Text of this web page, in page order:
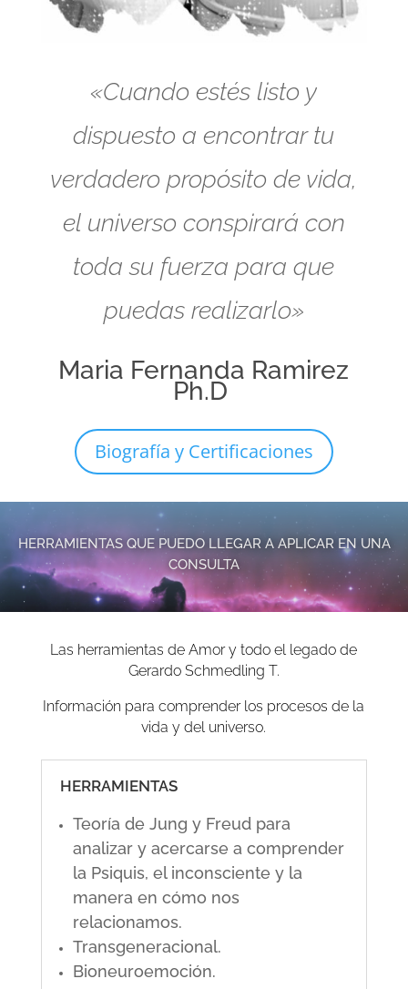
«Cuando estés listo y
dispuesto a encontrar tu
verdadero propósito de vida,
el universo conspirará con
toda su fuerza para que
puedas realizarlo»
Maria Fernanda Ramirez
Ph.D
Biografía y Certificaciones
HERRAMIENTAS QUE PUEDO LLEGAR A APLICAR EN UNA
CONSULTA
Las herramientas de Amor y todo el legado de
Gerardo Schmedling T.
Información para comprender los procesos de la
vida y del universo.
HERRAMIENTAS
Teoría de Jung y Freud para
analizar y acercarse a comprender
la Psiquis, el inconsciente y la
manera en cómo nos
relacionamos.
Transgeneracional.
Bioneuroemoción.